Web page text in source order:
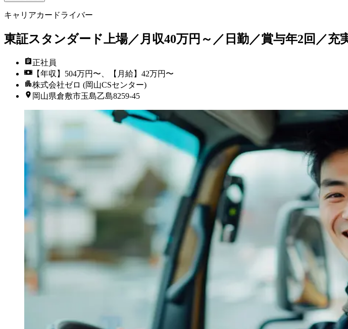
キャリアカードライバー
東証スタンダード上場／月収40万円～／日勤／賞与年2回／
正社員
【年収】504万円〜、【月給】42万円〜
株式会社ゼロ (岡山CSセンター)
岡山県倉敷市玉島乙島8259-45